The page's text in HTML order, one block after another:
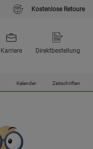
Kostenlose Retoure
Karriere Direktbestellung
Kalender Zeitschriften